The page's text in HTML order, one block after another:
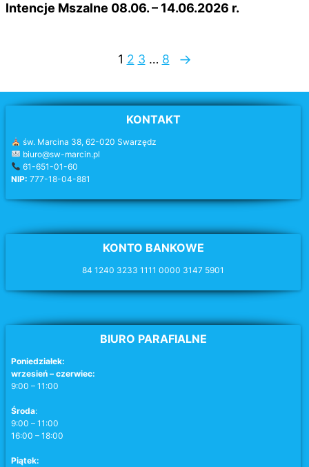
Intencje Mszalne 08.06. – 14.06.2026 r.
1 2 3 … 8 →
KONTAKT
św. Marcina 38, 62-020 Swarzędz
biuro@sw-marcin.pl
61-651-01-60
NIP: 777-18-04-881
KONTO BANKOWE
84 1240 3233 1111 0000 3147 5901
BIURO PARAFIALNE
Poniedziałek:
wrzesień – czerwiec:
9:00 – 11:00
Środa:
9:00 – 11:00
16:00 – 18:00
Piątek: